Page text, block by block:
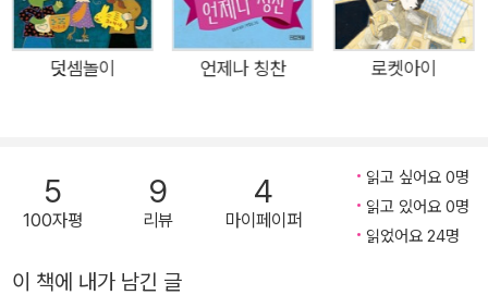
덧셈놀이 언제나 칭찬 로켓아이
5
100자평
9
리뷰
4
마이페이퍼
읽고 싶어요 0명
읽고 있어요 0명
읽었어요 24명
이 책에 내가 남긴 글